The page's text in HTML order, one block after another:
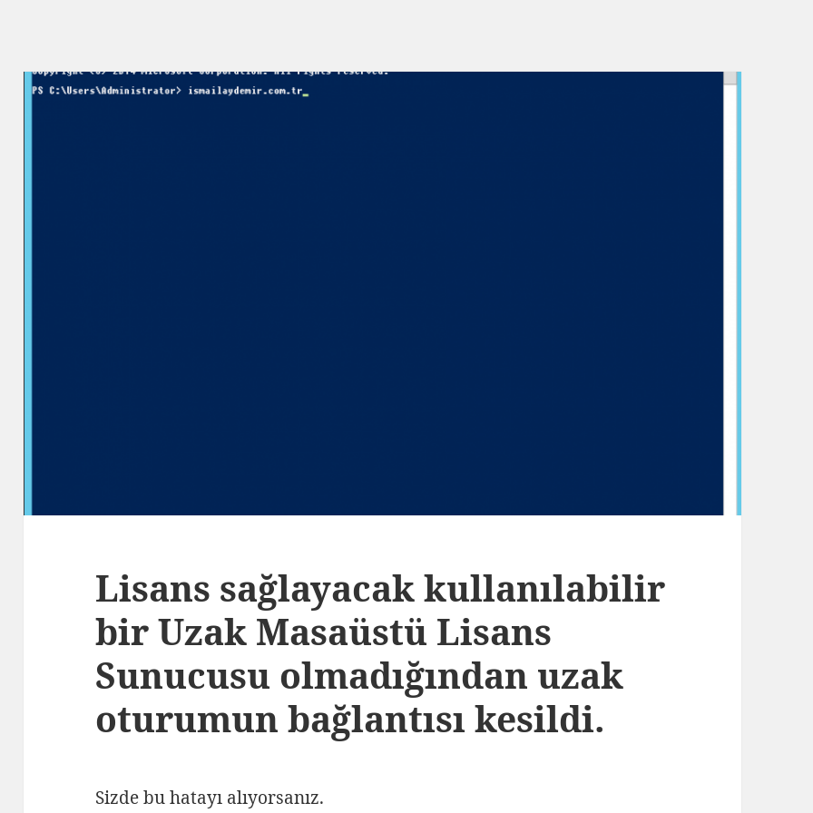
Lisans sağlayacak kullanılabilir
bir Uzak Masaüstü Lisans
Sunucusu olmadığından uzak
oturumun bağlantısı kesildi.
Sizde bu hatayı alıyorsanız.